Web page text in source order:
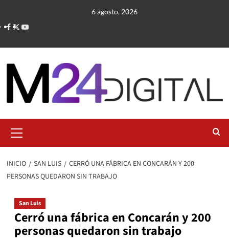
contenido
6 agosto, 2026
primario
INICIO SAN LUIS
CERRÓ UNA FÁBRICA EN CONCARÁN Y 200
PERSONAS QUEDARON SIN TRABAJO
San Luis
Cerró una fábrica en Concarán y 200
personas quedaron sin trabajo